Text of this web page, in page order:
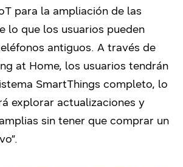
para la ampliación de las
lo que los usuarios pueden
antiguos. A través de
at Home, los usuarios tendrán
SmartThings completo, lo
explorar actualizaciones y
sin tener que comprar un